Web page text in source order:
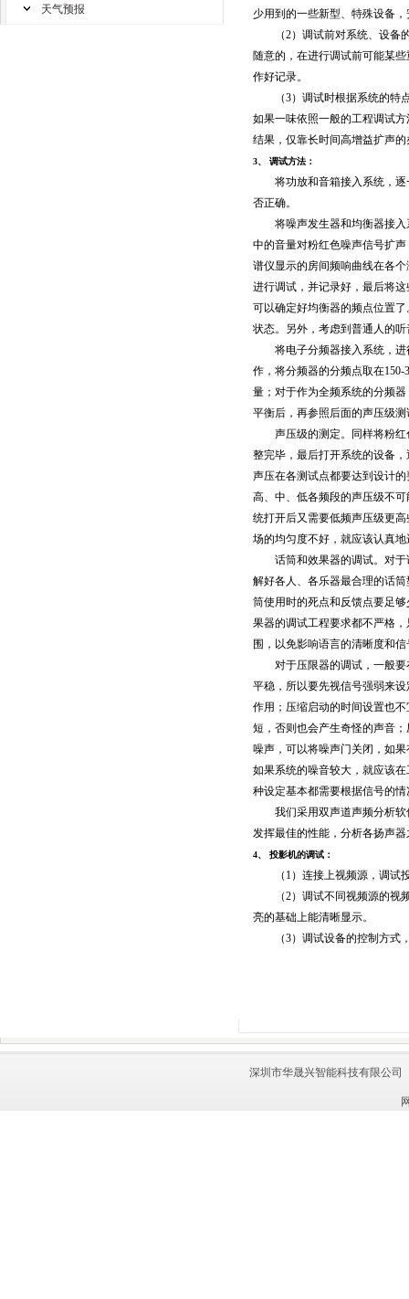
天气预报
少用到的一些新型、特殊设备
（2）调试前对系统、设备的
随意的，在进行调试前可能某
作好记录。
（3）调试时根据系统的特点
如果一味依照一般的工程调试
结果，仅靠长时间高增益扩声
3、 调试方法：
将功放和音箱接入系统，逐
否正确。
将噪声发生器和均衡器接入
中的音量对粉红色噪声信号扩
谱仪显示的房间频响曲线在各
进行调试，并记录好，最后将
可以确定好均衡器的频点位置
状态。另外，考虑到普通人的
将电子分频器接入系统，进
作，将分频器的分频点取在
量；对于作为全频系统的分频
平衡后，再参照后面的声压级
声压级的测定。同样将粉红
整完毕，最后打开系统的设备
声压在各测试点都要达到设计
高、中、低各频段的声压级不
统打开后又需要低频声压级更
场的均匀度不好，就应该认真
话筒和效果器的调试。对于
解好各人、各乐器最合理的话
筒使用时的死点和反馈点要足
果器的调试工程要求都不严格
围，以免影响语言的清晰度和
对于压限器的调试，一般要
平稳，所以要先视信号强弱来
作用；压缩启动的时间设置也
短，否则也会产生奇怪的声音
噪声，可以将噪声门关闭，如
如果系统的噪音较大，就应该
种设定基本都需要根据信号的
我们采用双声道声频分析软
发挥最佳的性能，分析各扬声
4、 投影机的调试：
（1）连接上视频源，调试投
（2）调试不同视频源的视频
亮的基础上能清晰显示。
（3）调试设备的控制方式，
深圳市华晟兴智能科技有限公司